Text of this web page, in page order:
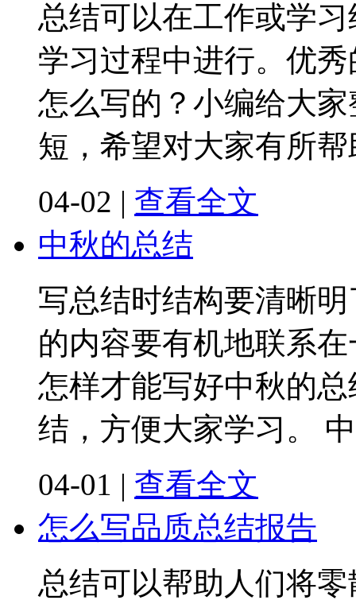
总结可以在工作或学
学习过程中进行。优
怎么写的？小编给大
短，希望对大家有所
04-02 | 查看全文
中秋的总结
写总结时结构要清晰
的内容要有机地联系
怎样才能写好中秋的
结，方便大家学习。
04-01 | 查看全文
怎么写品质总结报告
总结可以帮助人们将